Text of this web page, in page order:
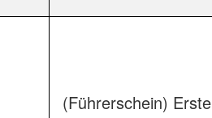
(Führerschein) Erste